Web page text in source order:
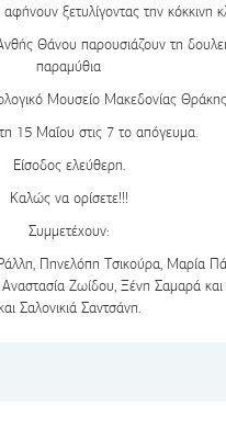
ξετυλίγοντας την κόκκινη
Θάνου παρουσιάζουν τη
παραμύθια
Μουσείο Μακεδονίας Θράκης
15 Μαΐου στις 7 το απόγευμα.
Είσοδος ελεύθερη.
Καλώς να ορίσετε!!!
Συμμετέχουν:
Πηνελόπη Τσικούρα, Μαρία
Ζωίδου, Ξένη Σαμαρά και
Σαλονικιά Σαντσάνη.